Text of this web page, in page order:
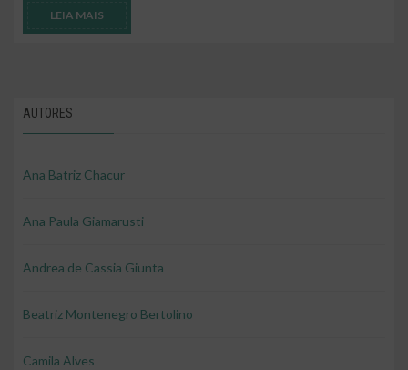
LEIA MAIS
AUTORES
Ana Batriz Chacur
Ana Paula Giamarusti
Andrea de Cassia Giunta
Beatriz Montenegro Bertolino
Camila Alves